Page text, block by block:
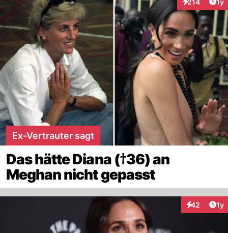
Interaktionen
Ex-Vertrauter sagt
Das hätte Diana (†36) an
Meghan nicht gepasst
42 1y